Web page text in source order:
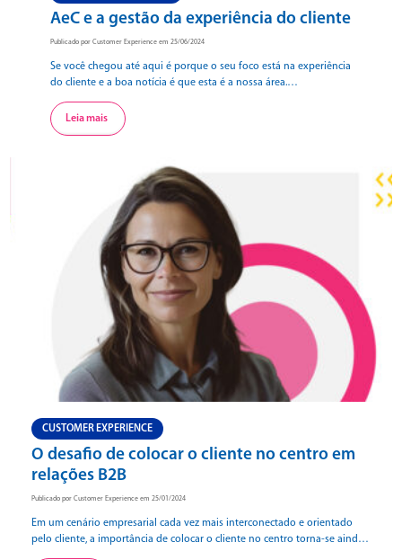
AeC e a gestão da experiência do cliente
Publicado por Customer Experience em 25/06/2024
Se você chegou até aqui é porque o seu foco está na experiência
do cliente e a boa notícia é que esta é a nossa área.
expertise e know-how construídos e lapidados em mais de três
décadas, pode transformar a experiência do seu cliente (CX). Rico
Leia mais
CUSTOMER EXPERIENCE
O desafio de colocar o cliente no centro em
relações B2B
Publicado por Customer Experience em 25/01/2024
Em um cenário empresarial cada vez mais interconectado e orientado
pelo cliente, a importância de colocar o cliente no centro torna-se ainda